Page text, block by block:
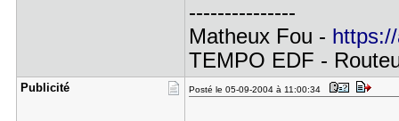
---------------
Matheux Fou -
TEMPO EDF -
Publicité Posté le 05-09-2004 à 11:00:34